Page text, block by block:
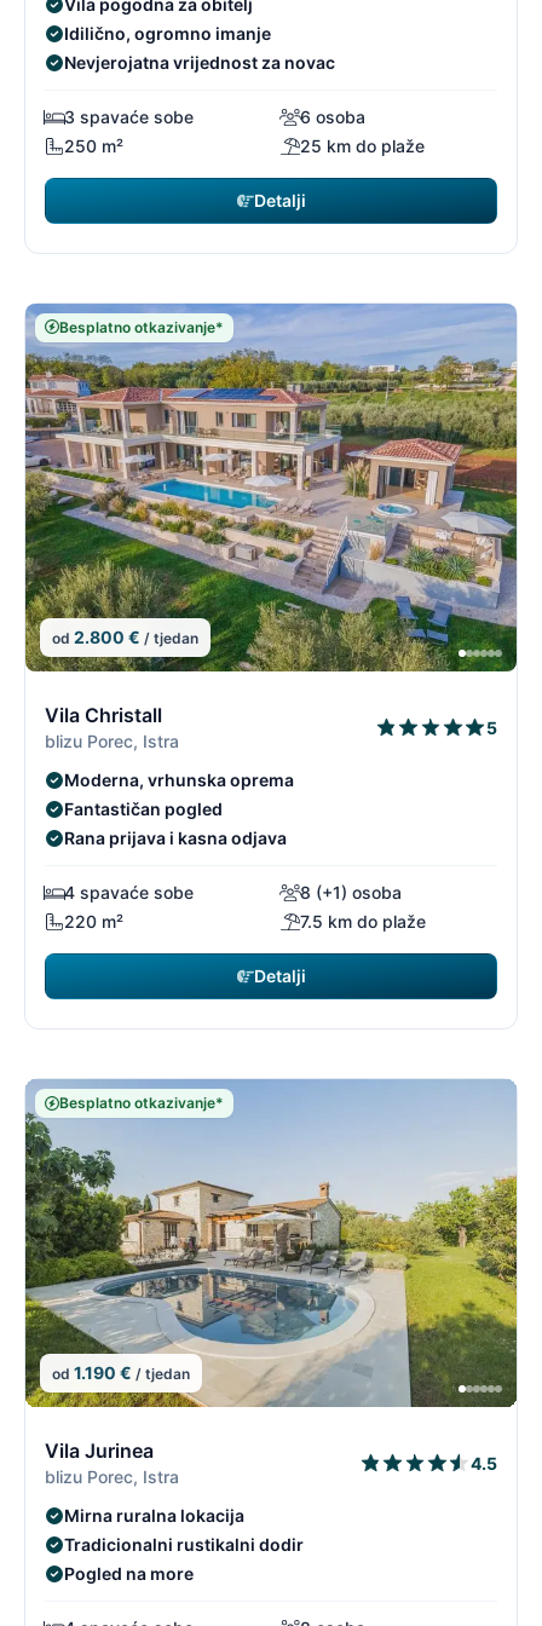
Vila pogodna za obitelj
Idilično, ogromno imanje
Nevjerojatna vrijednost za novac
3 spavaće sobe
6 osoba
250 m²
25 km do plaže
Detalji
Besplatno otkazivanje*
od 2.800 € / tjedan
Vila Christall
blizu Porec, Istra
5
Moderna, vrhunska oprema
Fantastičan pogled
Rana prijava i kasna odjava
4 spavaće sobe
8 (+1) osoba
220 m²
7.5 km do plaže
Detalji
Besplatno otkazivanje*
od 1.190 € / tjedan
Vila Jurinea
blizu Porec, Istra
4.5
Mirna ruralna lokacija
Tradicionalni rustikalni dodir
Pogled na more